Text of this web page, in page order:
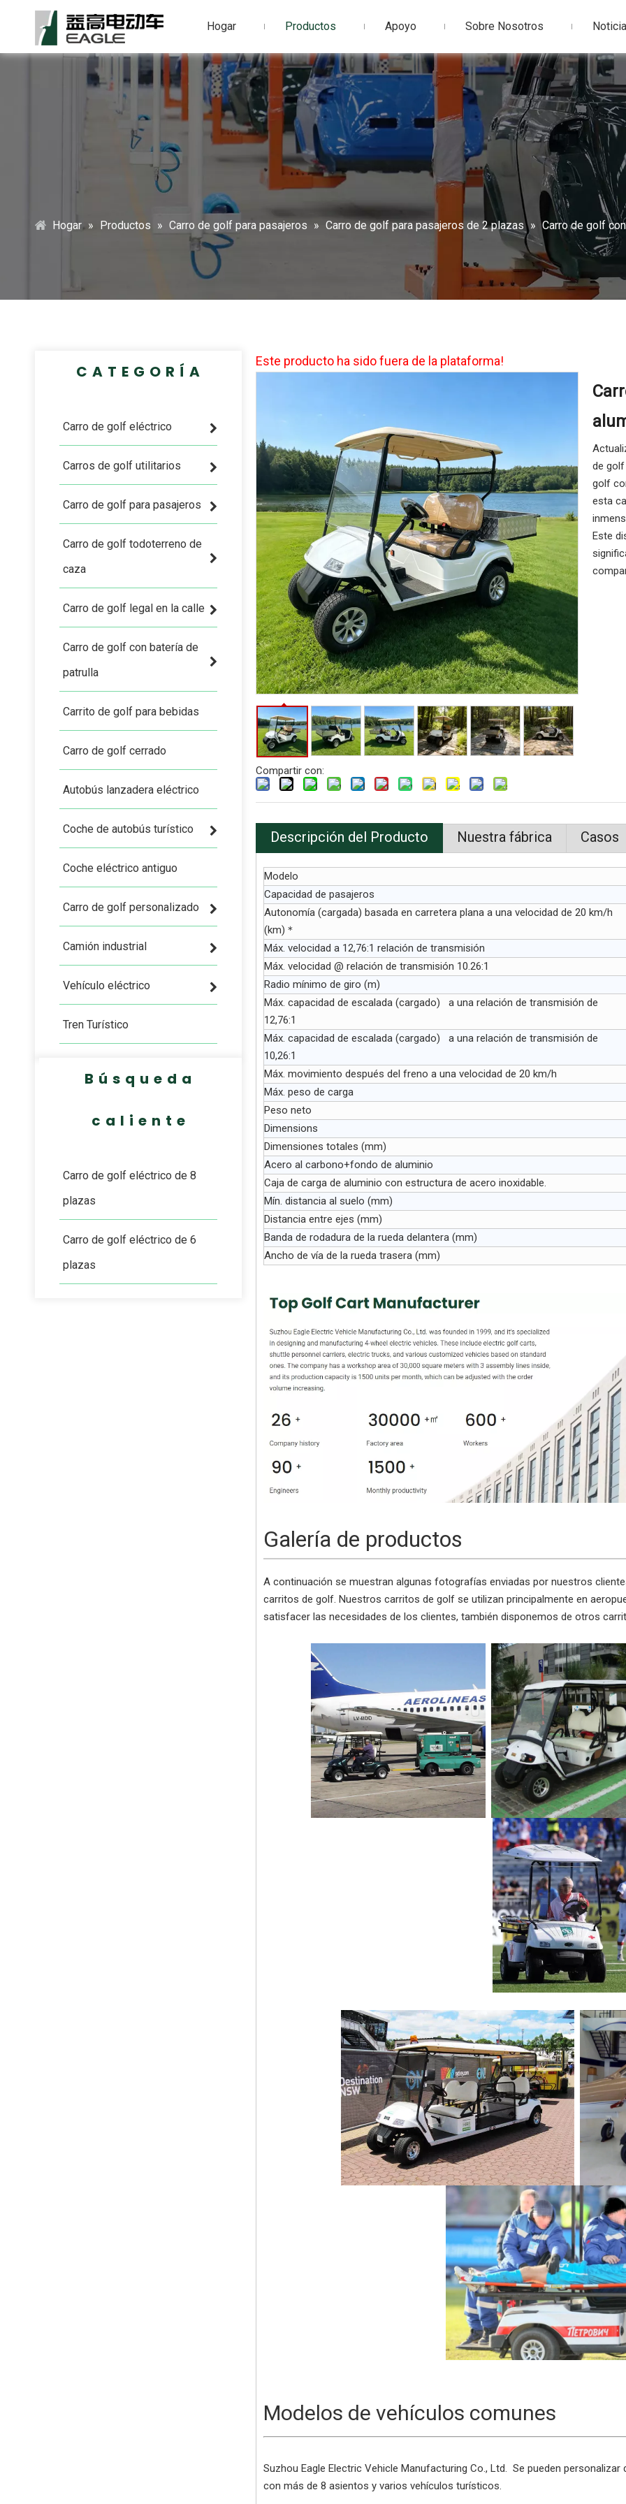
Hogar Productos Apoyo Sobre Nosotros
Hogar » Productos » Carro de golf para pasajeros » Carro de golf para pasajeros de 2 plazas » Carro de golf
CATEGORÍA
Carro de golf eléctrico
Carros de golf utilitarios
Carro de golf para pasajeros
Carro de golf todoterreno de
caza
Carro de golf legal en la calle
Carro de golf con batería de
patrulla
Carrito de golf para bebidas
Carro de golf cerrado
Autobús lanzadera eléctrico
Coche de autobús turístico
Coche eléctrico antiguo
Carro de golf personalizado
Camión industrial
Vehículo eléctrico
Tren Turístico
Búsqueda
caliente
Carro de golf eléctrico de 8
plazas
Carro de golf eléctrico de 6
plazas
Este producto ha sido fuera de la plataforma!
Compartir con:
de
golf
esta
Este
Descripción del Producto Nuestra fábrica Casos
Modelo
Capacidad de pasajeros
Autonomía (cargada) basada en carretera plana a una velocidad de 20 km/h
(km)＊
Máx. velocidad a 12,76:1 relación de transmisión
Máx. velocidad @ relación de transmisión 10.26:1
Radio mínimo de giro (m)
Máx. capacidad de escalada (cargado) a una relación de transmisión de
12,76:1
Máx. capacidad de escalada (cargado) a una relación de transmisión de
10,26:1
Máx. movimiento después del freno a una velocidad de 20 km/h
Máx. peso de carga
Peso neto
Dimensions
Dimensiones totales (mm)
Acero al carbono+fondo de aluminio
Caja de carga de aluminio con estructura de acero inoxidable.
Mín. distancia al suelo (mm)
Distancia entre ejes (mm)
Banda de rodadura de la rueda delantera (mm)
Ancho de vía de la rueda trasera (mm)
Galería de productos
A continuación se muestran algunas fotografías enviadas por nuestros
carritos de golf. Nuestros carritos de golf se utilizan principalmente en
satisfacer las necesidades de los clientes, también disponemos de otros
Modelos de vehículos comunes
Suzhou Eagle Electric Vehicle Manufacturing Co., Ltd. Se pueden
con más de 8 asientos y varios vehículos turísticos.